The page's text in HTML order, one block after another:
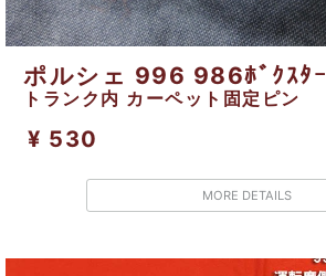
ポルシェ 996 986ﾎﾞｸｽﾀｰ
トランク内 カーペット固定ピン
¥ 530
MORE DETAILS